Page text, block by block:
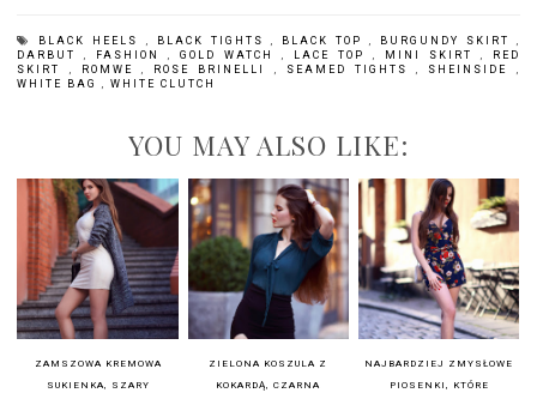
BLACK HEELS BLACK TIGHTS BLACK TOP BURGUNDY SKIRT
DARBUT
FASHION ,GOLD WATCH LACE TOP MINI SKIRT
RED
SKIRT
ROMWE ROSE BRINELLI SEAMED TIGHTS SHEINSIDE
WHITE BAG
,WHITE CLUTCH
YOU MAY ALSO LIKE:
ZAMSZOWA KREMOWA
SUKIENKA, SZARY
ZIELONA KOSZULA Z
KOKARDĄ, CZARNA
NAJBARDZIEJ ZMYSŁOWE
PIOSENKI, KTÓRE